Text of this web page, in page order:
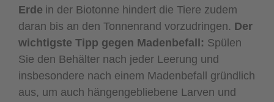
Erde in der Biotonne hindert die Tiere zudem
daran bis an den Tonnenrand vorzudringen. Der
wichtigste Tipp gegen Madenbefall: Spülen
Sie den Behälter nach jeder Leerung und
insbesondere nach einem Madenbefall gründlich
aus, um auch hängengebliebene Larven und